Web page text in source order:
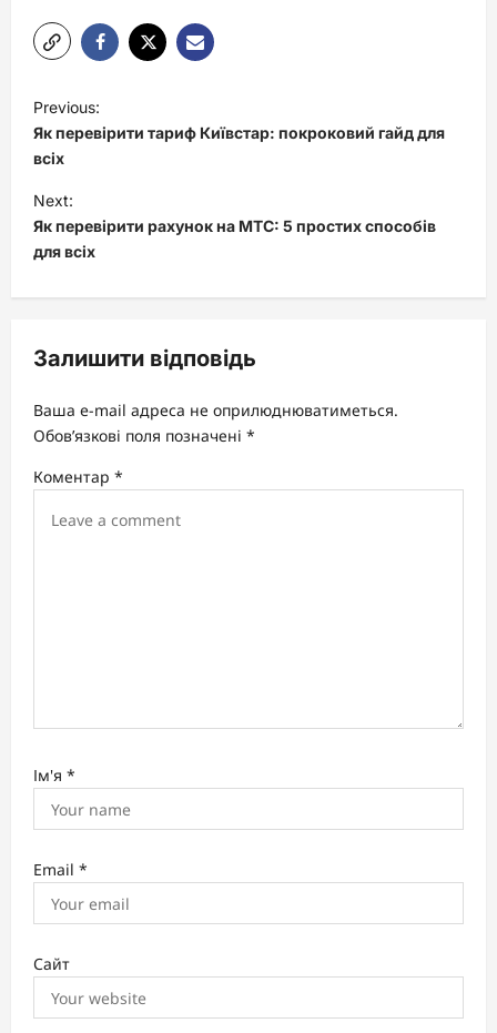
P
o
s
t
n
a
v
g
a
t
i
Previous:
Як перевірити тариф Київстар: покроковий гайд для
всіх
Next:
Як перевірити рахунок на МТС: 5 простих способів
для всіх
Залишити відповідь
Ваша e-mail адреса не оприлюднюватиметься.
Обов’язкові поля позначені *
Коментар *
Ім'я *
Email *
Сайт